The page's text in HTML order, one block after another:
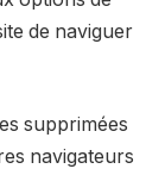
de naviguer
supprimées
navigateurs